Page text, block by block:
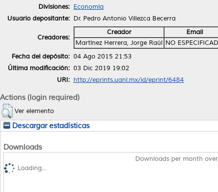
Divisiones: Economía
Usuario depositante: Dr. Pedro Antonio Villezca Becerra
Creadores:
Creador
Email
Martínez Herrera, Jorge Raúl NO
Fecha del depósito: 04 Ago 2015 21:53
Última modificación: 03 Dic 2019 19:02
URI: http://eprints.uanl.mx/id/eprint/6484
Actions (login required)
Ver elemento
Descargar estadísticas
Downloads
Downloads per month
Loading...